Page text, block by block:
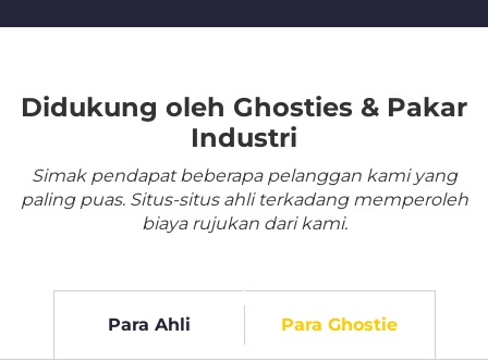
Didukung oleh Ghosties & Pakar
Industri
Simak pendapat beberapa pelanggan kami yang
paling puas. Situs-situs ahli terkadang memperoleh
biaya rujukan dari kami.
Para Ahli Para Ghostie